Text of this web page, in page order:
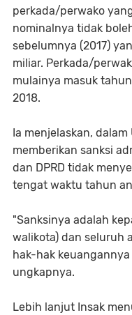
perkada/perwako
nominalnya tidak
sebelumnya (2017)
miliar. Perkada/
mulainya masuk
2018.
Ia menjelaskan,
memberikan sanksi
dan DPRD tidak
tengat waktu tahun
"Sanksinya adalah
walikota) dan seluruh
hak-hak
ungkapnya.
Lebih lanjut Insak